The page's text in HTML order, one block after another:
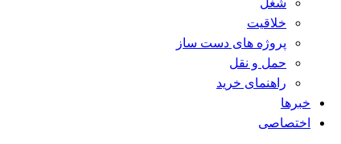
خلاقیت
پروژه های دست ساز
حمل و نقل
راهنمای خرید
خبرها
اختصاصی